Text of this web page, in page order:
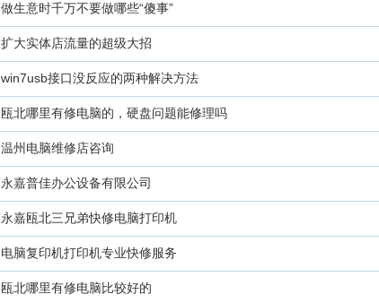
做生意时千万不要做哪些“傻事”
扩大实体店流量的超级大招
win7usb接口没反应的两种解决方法
瓯北哪里有修电脑的，硬盘问题能修理吗
温州电脑维修店咨询
永嘉普佳办公设备有限公司
永嘉瓯北三兄弟快修电脑打印机
电脑复印机打印机专业快修服务
瓯北哪里有修电脑比较好的